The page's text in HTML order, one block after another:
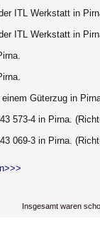
ITL Werkstatt in
ITL Werkstatt in
Güterzug in
573-4 in Pirna.
069-3 in Pirna.
Insgesamt waren